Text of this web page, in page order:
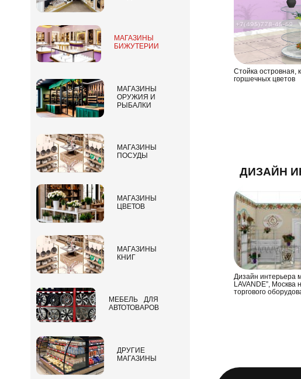
Стойка островная,
горшечных цветов
ДИЗАЙН
Дизайн интерьера
LAVANDE”, Москва
торгового
МАГАЗИНЫ
БИЖУТЕРИИ
МАГАЗИНЫ
ОРУЖИЯ И
РЫБАЛКИ
МАГАЗИНЫ
ПОСУДЫ
МАГАЗИНЫ
ЦВЕТОВ
МАГАЗИНЫ
КНИГ
МЕБЕЛЬ ДЛЯ
АВТОТОВАРОВ
ДРУГИЕ
МАГАЗИНЫ